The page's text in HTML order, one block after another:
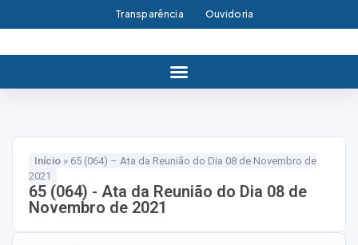
Transparência Ouvidoria
Início » 65 (064) – Ata da Reunião do Dia 08 de Novembro de
2021
65 (064) - Ata da Reunião do Dia 08 de
Novembro de 2021